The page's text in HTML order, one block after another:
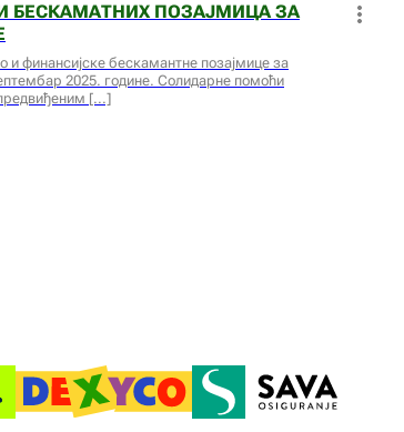
БЕСКАМАТНИХ ПОЗАЈМИЦА ЗА
и финансијске бескамантне позајмице за
2025. године. Солидарне помоћи